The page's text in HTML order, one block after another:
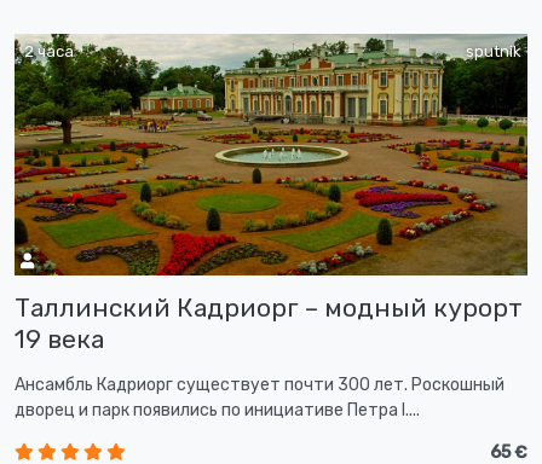
sputnik
2 часа
Таллинский Кадриорг – модный курорт
19 века
Ансамбль Кадриорг существует почти 300 лет. Роскошный
дворец и парк появились по инициативе Петра I....
65 €